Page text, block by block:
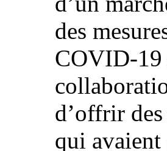
des
COVID-19
d’offrir
qui